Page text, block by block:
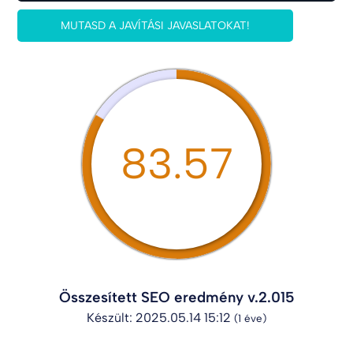
MUTASD A JAVÍTÁSI JAVASLATOKAT!
83.57
Összesített SEO eredmény v.2.015
Készült: 2025.05.14 15:12 (1 éve)